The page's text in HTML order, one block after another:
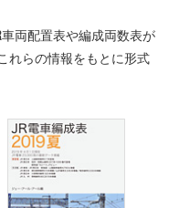
両配置表や編成両数表が
れらの情報をもとに形式